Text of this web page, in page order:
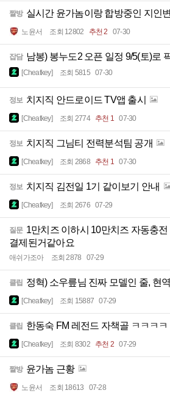
짤방 실시간 윤가놈이랑 합방중인 지인
노윤서 조회 12802 추천 2 07-30
잡담 남봉) 봉누도2 오픈 일정 9/5(토)로
[Cheatkey] 조회 5815 07-30
정보 치지직 안드로이드 TV앱 출시
[Cheatkey] 조회 2774 추천 1 07-30
정보 치지직 그님티 전력분석팀 공개
[Cheatkey] 조회 2868 추천 1 07-30
정보 치지직 김전일 1기 같이보기 안내
[Cheatkey] 조회 2676 07-29
질문 1만치즈 이하시 10만치즈 자동충
결제된거같아요
애쉬가조아 조회 2878 07-29
클립 정혁) 소우릎님 진짜 모델인 줄, 현
[Cheatkey] 조회 15887 07-29
클립 한동숙 FM 레전드 자책골 ㅋㅋㅋㅋ
[Cheatkey] 조회 8302 추천 2 07-29
짤방 윤가놈 근황
노윤서 조회 18613 07-28